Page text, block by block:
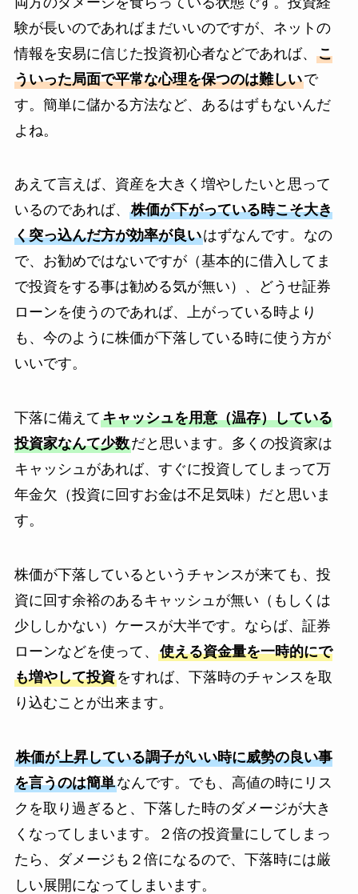
験が長いのであればまだいいのですが、ネットの
情報を安易に信じた投資初心者などであれば、 こ
ういった局面で平常な心理を保つのは難しいで
す。簡単に儲かる方法など、あるはずもないんだ
よね。
あえて言えば、資産を大きく増やしたいと思って
いるのであれば、 株価が下がっている時こそ大き
く突っ込んだ方が効率が良いはずなんです。なの
で、お勧めではないですが（基本的に借入してま
で投資をする事は勧める気が無い）、どうせ証券
ローンを使うのであれば、上がっている時より
も、今のように株価が下落している時に使う方が
いいです。
下落に備えてキャッシュを用意（温存）している
投資家なんて少数だと思います。多くの投資家は
キャッシュがあれば、すぐに投資してしまって万
年金欠（投資に回すお金は不足気味）だと思いま
す。
株価が下落しているというチャンスが来ても、投
資に回す余裕のあるキャッシュが無い（もしくは
少ししかない）ケースが大半です。ならば、証券
ローンなどを使って、 使える資金量を一時的にで
も増やして投資をすれば、下落時のチャンスを取
り込むことが出来ます。
株価が上昇している調子がいい時に威勢の良い事
を言うのは簡単なんです。でも、高値の時にリス
クを取り過ぎると、下落した時のダメージが大き
くなってしまいます。２倍の投資量にしてしまっ
たら、ダメージも２倍になるので、下落時には厳
しい展開になってしまいます。